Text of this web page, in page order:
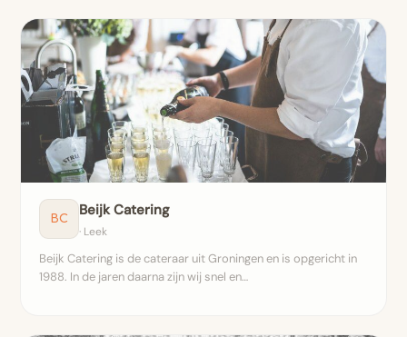
BC Beijk Catering
· Leek
Beijk Catering is de cateraar uit Groningen en is opgericht in
1988. In de jaren daarna zijn wij snel en…